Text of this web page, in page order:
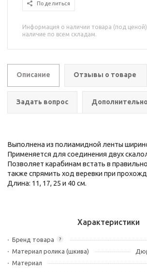
Поделиться
Информация о наличии товара (под
наличие по всем складам.
Описание Отзывы о товаре
Задать вопрос Дополнительно
Выполнена из полиамидной ленты
Применяется для соединения двух
Позволяет карабинам встать в
также спрямить ход веревки при
Длина: 11, 17, 25 и 40 см.
Характеристики
?
Бренд товара
Материал ролика (шкива)
Материал